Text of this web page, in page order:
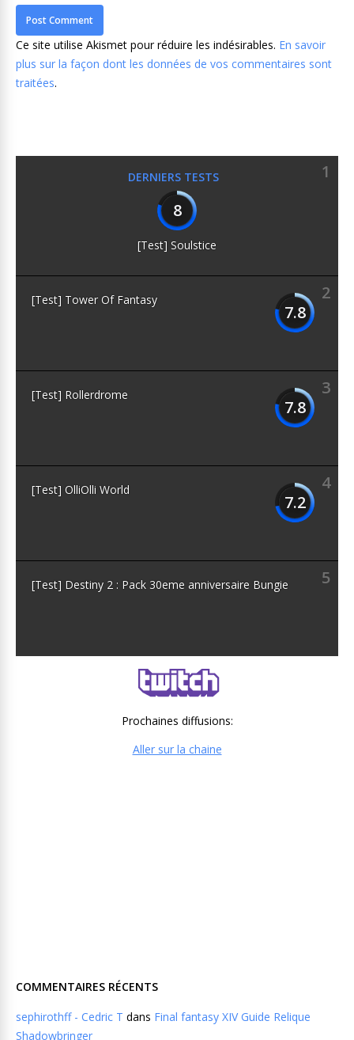
Ce site utilise Akismet pour réduire les indésirables. En savoir
plus sur la façon dont les données de vos commentaires sont
traitées.
DERNIERS TESTS
1
8
[Test] Soulstice
2
7.8
[Test] Tower Of Fantasy
3
7.8
[Test] Rollerdrome
4
7.2
[Test] OlliOlli World
5
[Test] Destiny 2 : Pack 30eme anniversaire Bungie
Prochaines diffusions:
Aller sur la chaine
COMMENTAIRES RÉCENTS
sephirothff - Cedric T dans Final fantasy XIV Guide Relique
Shadowbringer